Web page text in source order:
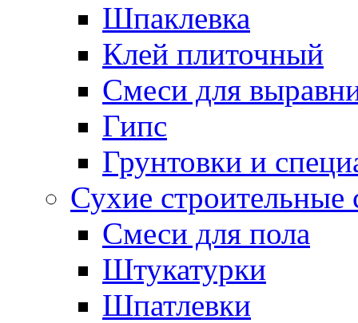
Шпаклевка
Клей плиточный
Смеси для
Гипс
Грунтовки и
Сухие
Смеси для пола
Штукатурки
Шпатлевки